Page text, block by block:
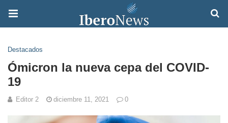
Destacados
Ómicron la nueva cepa del COVID-
19
Editor 2 diciembre 11, 2021 0